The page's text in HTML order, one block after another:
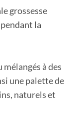
grossesse
la
à des
une palette de
naturels et